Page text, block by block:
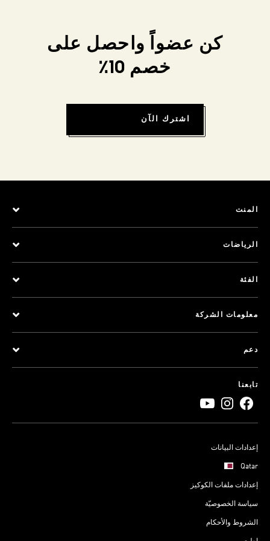
كن عضواً واحصل على
خصم 10٪
اشترك الآن
المنت
الرياضات
الفئة
معلومات الشركة
دعم
تابعنا
إعدادات البيانات
Qatar
إعدادات ملفات الكوكيز
سياسة الخصوصيّة
الشروط والأحكام